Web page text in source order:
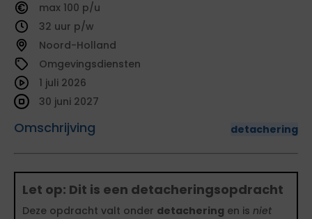
100
32
Noord-Holland
Omgevingsdiensten
Omschrijving detachering
1 juli 2026
30 juni 2027
Let op: Dit is een detacheringsopdracht
Deze opdracht valt onder detachering en is niet